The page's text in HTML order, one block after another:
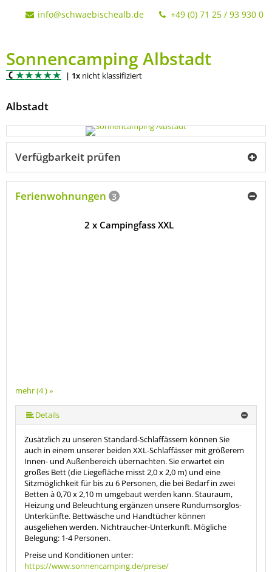
info@schwaebischealb.de +49 (0) 71 25 / 93 930 0
Sonnencamping Albstadt
| 1x nicht klassifiziert
Albstadt
Verfügbarkeit prüfen
Ferienwohnungen 3
mehr (4 ) »
2 x Campingfass XXL
Details
Zusätzlich zu unseren Standard-Schlaffässern können Sie
auch in einem unserer beiden XXL-Schlaffässer mit größerem
Innen- und Außenbereich übernachten. Sie erwartet ein
großes Bett (die Liegefläche misst 2,0 x 2,0 m) und eine
Sitzmöglichkeit für bis zu 6 Personen, die bei Bedarf in zwei
Betten à 0,70 x 2,10 m umgebaut werden kann. Stauraum,
Heizung und Beleuchtung ergänzen unsere Rundumsorglos-
Unterkünfte. Bettwäsche und Handtücher können
ausgeliehen werden. Nichtraucher-Unterkunft. Mögliche
Belegung: 1-4 Personen.
Preise und Konditionen unter:
https://www.sonnencamping.de/preise/